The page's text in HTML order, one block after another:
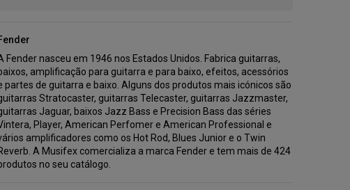
Fender nasceu em 1946 nos Estados Unidos. Fabrica guitarras,
amplificação para guitarra e para baixo, efeitos, acessórios
partes de guitarra e baixo. Alguns dos produtos mais icónicos são
Stratocaster, guitarras Telecaster, guitarras Jazzmaster,
Jaguar, baixos Jazz Bass e Precision Bass das séries
Player, American Perfomer e American Professional e
amplificadores como os Hot Rod, Blues Junior e o Twin
A Musifex comercializa a marca Fender e tem mais de 424
no seu catálogo.